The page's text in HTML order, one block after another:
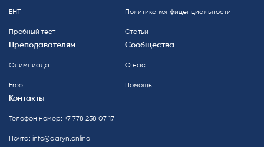
ЕНТ
Пробный тест
Политика конфиденциальности
Статьи
Преподавателям
Олимпиада
Free
Сообщества
О нас
Помощь
Контакты
Телефон номер: +7 778 258 07 17
Почта: info@daryn.online